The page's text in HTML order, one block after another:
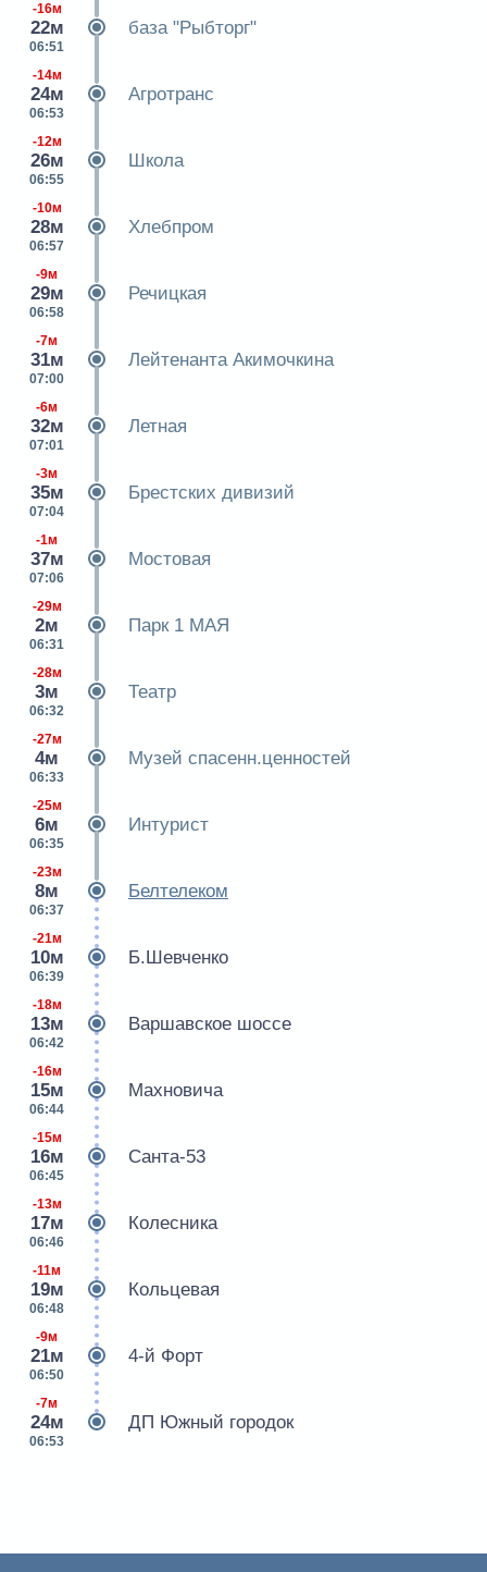
-16м
22м
06:51
база "Рыбторг"
-14м
24м
06:53
Агротранс
-12м
26м
06:55
Школа
-10м
28м
06:57
Хлебпром
-9м
29м
06:58
Речицкая
-7м
31м
07:00
Лейтенанта Акимочкина
-6м
32м
07:01
Летная
-3м
35м
07:04
Брестских дивизий
-1м
37м
07:06
Мостовая
-29м
2м
06:31
Парк 1 МАЯ
-28м
3м
06:32
Театр
-27м
4м
06:33
Музей спасенн.ценностей
-25м
6м
06:35
Интурист
-23м
8м
06:37
Белтелеком
-21м
10м
06:39
Б.Шевченко
-18м
13м
06:42
Варшавское шоссе
-16м
15м
06:44
Махновича
-15м
16м
06:45
Санта-53
-13м
17м
06:46
Колесника
-11м
19м
06:48
Кольцевая
-9м
21м
06:50
4-й Форт
-7м
24м
06:53
ДП Южный городок